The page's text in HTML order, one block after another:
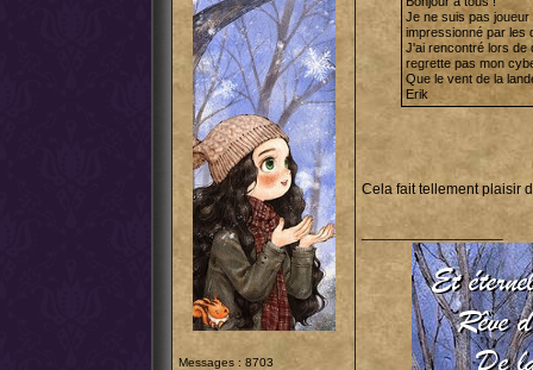
Messages : 8703
Je ne suis pas
impressionné par les
J'ai rencontré lors de
regrette pas mon
Que le vent de la
Erik
Cela fait tellement plaisir
_________________